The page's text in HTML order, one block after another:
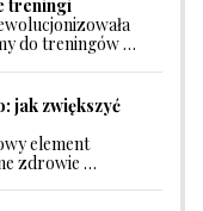
treningi
do treningów …
jak zwiększyć
element
zdrowie …